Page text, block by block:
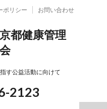
ポリシー お問い合わせ
す公益活動に向けて
2123